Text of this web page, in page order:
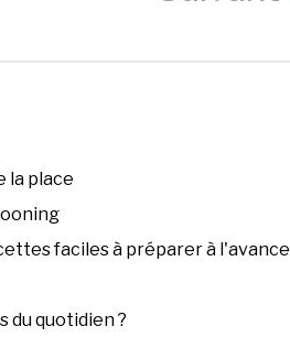
la place
faciles à préparer à l'avance
du quotidien ?